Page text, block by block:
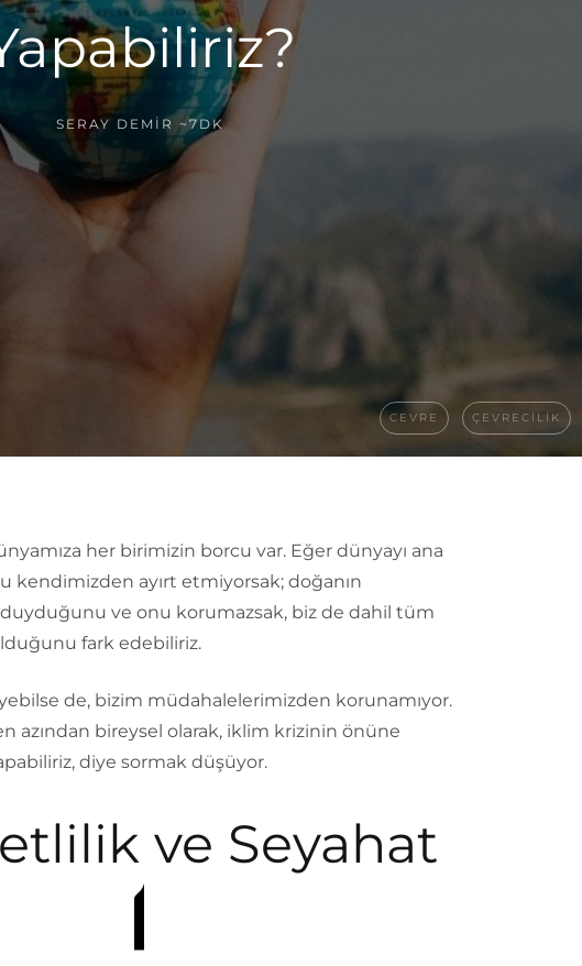
SERAY DEMIR ~7DK
CEVRE ÇEVRECILIK
her birimizin borcu var. Eğer dünyayı ana
kendimizden ayırt etmiyorsak; doğanın
ve onu korumazsak, biz de dahil tüm
fark edebiliriz.
de, bizim müdahalelerimizden korunamıyor.
azından bireysel olarak, iklim krizinin önüne
diye sormak düşüyor.
ve Seyahat